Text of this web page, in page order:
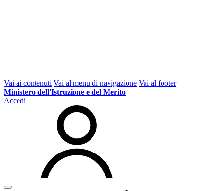
Vai ai contenuti Vai al menu di navigazione Vai al footer
Ministero dell'Istruzione e del Merito
Accedi